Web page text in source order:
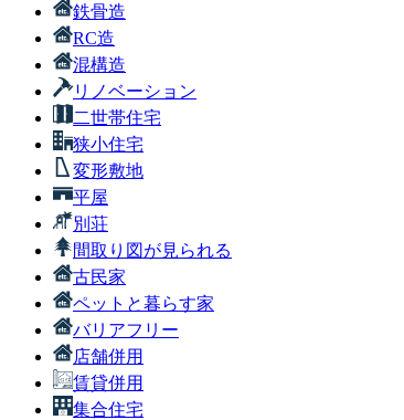
鉄骨造
RC造
混構造
リノベーション
二世帯住宅
狭小住宅
変形敷地
平屋
別荘
間取り図が見られる
古民家
ペットと暮らす家
バリアフリー
店舗併用
賃貸併用
集合住宅